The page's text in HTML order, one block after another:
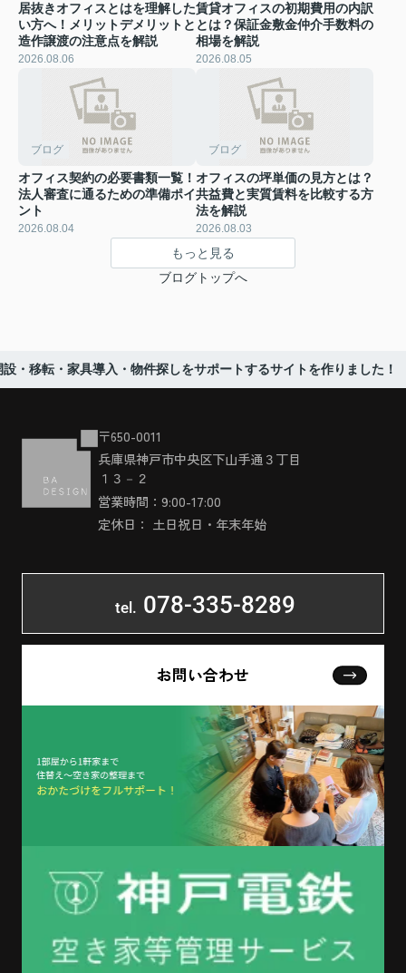
居抜きオフィスとはを理解した
い方へ！メリットデメリットと
造作譲渡の注意点を解説
2026.08.06
賃貸オフィスの初期費用の内訳
とは？保証金敷金仲介手数料の
相場を解説
2026.08.05
ブログ
オフィス契約の必要書類一覧！
法人審査に通るための準備ポイ
ント
2026.08.04
ブログ
オフィスの坪単価の見方とは？
共益費と実質賃料を比較する方
法を解説
2026.08.03
もっと見る
ブログトップへ
・移転・家具導入・物件探しをサポートするサイトを作りました！
〒650-0011
兵庫県神戸市中央区下山手通３丁目
１３－２
営業時間：9:00-17:00
定休日： 土日祝日・年末年始
tel. 078-335-8289
お問い合わせ